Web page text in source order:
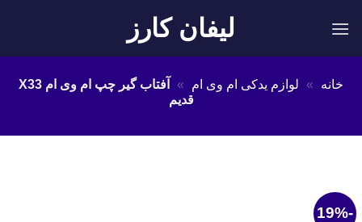
لیفان کارز
خانه » لوازم یدکی ام وی ام »
آفتاب گیر چپ ام وی ام X33
قدیم
-19%